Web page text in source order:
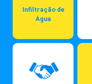
Infiltração de
Água